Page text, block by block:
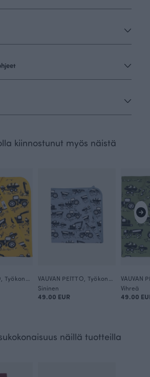
kiinnostunut myös näistä
VAUVAN PEITTO, Työkoneet
VAUVAN PEITTO, Työkoneet
Sininen
49.00 EUR
Vihreä
49.00
näillä tuotteilla